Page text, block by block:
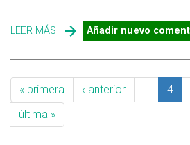
LEER MÁS SOBRE CALIDAD DEL AGUA
INFORME TÉCNICO 2024
Añadir nuevo
« primera ‹ anterior 4
última »